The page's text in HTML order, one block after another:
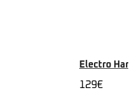
Electro
129€